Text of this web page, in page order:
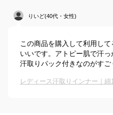
りいど(40代・女性)
この商品を購入して利用し
いいです。アトピー肌で汗
汗取りパック付きなのがすご